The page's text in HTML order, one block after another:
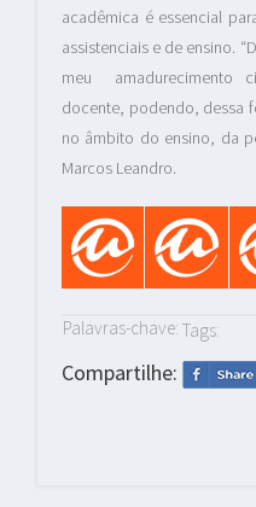
acadêmica é essencial
assistenciais e de ensino.
meu amadurecimento
docente, podendo, dessa
no âmbito do ensino, da
Marcos Leandro.
Palavras-chave: Tags:
Compartilhe: